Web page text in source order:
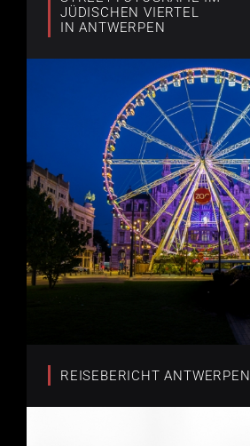
JÜDISCHEN VIERTEL
IN ANTWERPEN
REISEBERICHT ANTWERPEN